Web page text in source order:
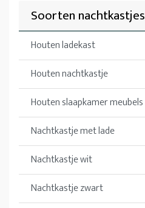
Soorten nachtkastjes
Houten ladekast
Houten nachtkastje
Houten slaapkamer meubels
Nachtkastje met lade
Nachtkastje wit
Nachtkastje zwart